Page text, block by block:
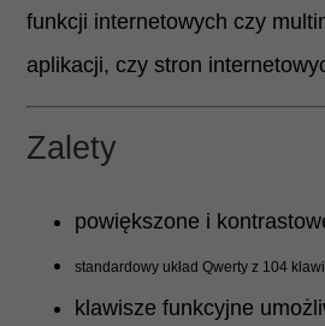
funkcji internetowych czy
aplikacji, czy stron
Zalety
powiększone i
standardowy układ Qwerty z 104
klawisze funkcyjne